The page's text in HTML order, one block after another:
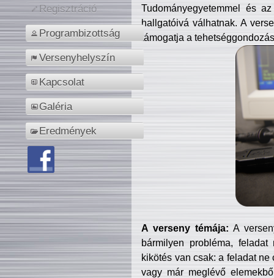
Regisztráció
Programbizottság
Versenyhelyszín
Kapcsolat
Galéria
Eredmények
Tudományegyetemmel és
hallgatóivá válhatnak. A
támogatja a
A verseny témája: A
bármilyen probléma, feladat
kikötés van csak: a feladat
vagy már meglévő